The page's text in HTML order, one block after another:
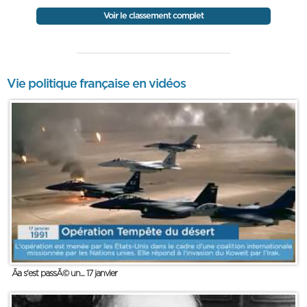
Voir le classement complet
Vie politique française en vidéos
Ãa s'est passÃ© un... 17 janvier